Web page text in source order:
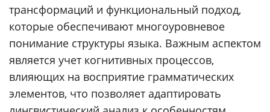
трансформаций и функциональный подход,
которые обеспечивают многоуровневое
понимание структуры языка. Важным аспектом
является учет когнитивных процессов,
влияющих на восприятие грамматических
элементов, что позволяет адаптировать